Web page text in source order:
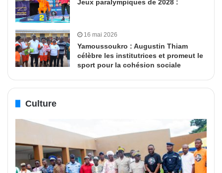
Jeux paralympiques de 2028 :
16 mai 2026
Yamoussoukro : Augustin Thiam
célèbre les institutrices et promeut le
sport pour la cohésion sociale
Culture